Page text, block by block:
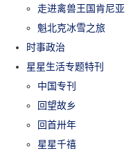
走进禽兽王国肯尼亚
魁北克冰雪之旅
时事政治
星星生活专题特刊
中国专刊
回望故乡
回首卅年
星星千禧